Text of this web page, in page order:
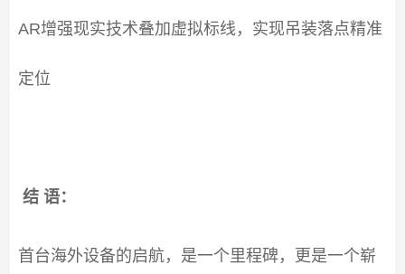
AR增强现实技术叠加虚拟标线，实现吊装落点精准
定位
结 语：
首台海外设备的启航，是一个里程碑，更是一个崭